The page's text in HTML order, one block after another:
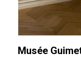
Musée